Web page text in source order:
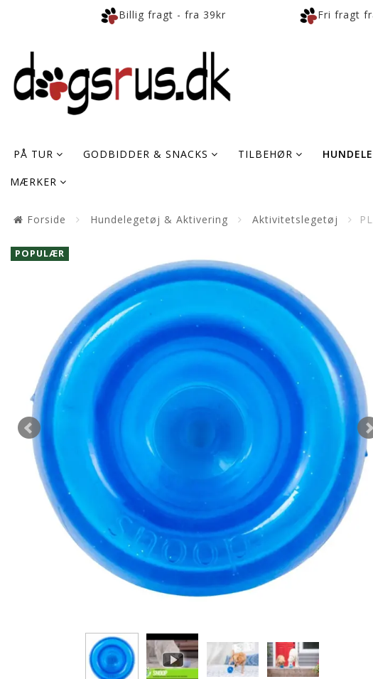
Billig fragt - fra 39kr Fri fragt
PÅ TUR GODBIDDER & SNACKS TILBEHØR
MÆRKER
Forside Hundelegetøj & Aktivering Aktivitetslegetøj
POPULÆR